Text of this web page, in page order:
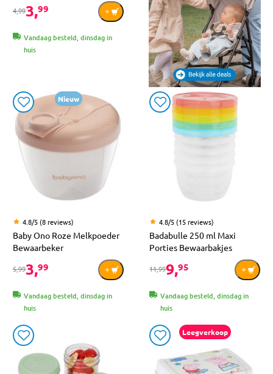
4,993,99
Vandaag besteld, dinsdag in
huis
Nieuw
4.8/5 (8 reviews)
Baby Ono Roze Melkpoeder
Bewaarbeker
5,993,99
Vandaag besteld, dinsdag in
huis
4.8/5 (15 reviews)
Badabulle 250 ml Maxi
Porties Bewaarbakjes
11,999,95
Vandaag besteld, dinsdag in
huis
Leegverkoop